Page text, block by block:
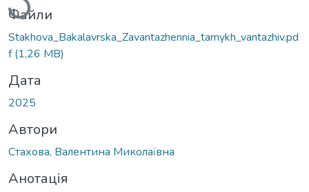
Файли
Stakhova_Bakalavrska_Zavantazhennia_tarnykh_vantazhiv.pd
f(1,26 MB)
Дата
2025
Автори
Стахова, Валентина Миколаївна
Анотація